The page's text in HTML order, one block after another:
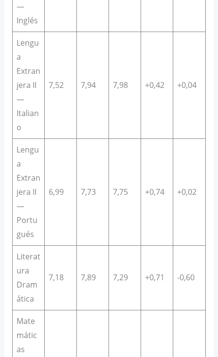
—
Inglés
Lengu
a
Extran
jera II
—
Italian
o
7,52 7,94 7,98 +0,42 +0,04
Lengu
a
Extran
jera II
—
Portu
gués
6,99 7,73 7,75 +0,74 +0,02
Literat
ura
Dram
ática
7,18 7,89 7,29 +0,71 -0,60
Mate
mátic
as